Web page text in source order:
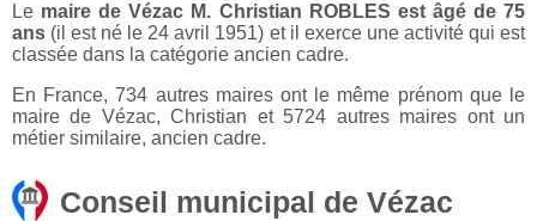
Le maire de Vézac M. Christian ROBLES est âgé de 75
ans (il est né le 24 avril 1951) et il exerce une activité qui est
classée dans la catégorie ancien cadre.
En France, 734 autres maires ont le même prénom que le
maire de Vézac, Christian et 5724 autres maires ont un
métier similaire, ancien cadre.
Conseil municipal de Vézac